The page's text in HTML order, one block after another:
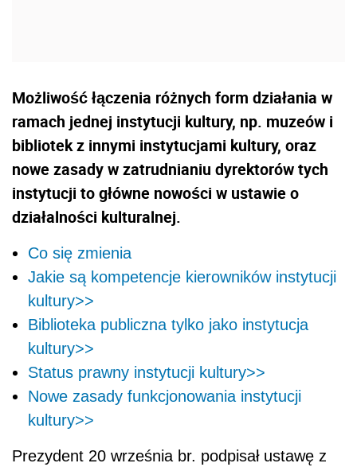
Możliwość łączenia różnych form działania w
ramach jednej instytucji kultury, np. muzeów i
bibliotek z innymi instytucjami kultury, oraz
nowe zasady w zatrudnianiu dyrektorów tych
instytucji to główne nowości w ustawie o
działalności kulturalnej.
Co się zmienia
Jakie są kompetencje kierowników instytucji
kultury>>
Biblioteka publiczna tylko jako instytucja
kultury>>
Status prawny instytucji kultury>>
Nowe zasady funkcjonowania instytucji
kultury>>
Prezydent 20 września br. podpisał ustawę z